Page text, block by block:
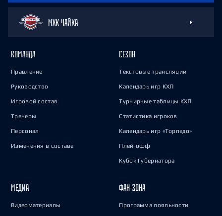
МХК ЧАЙКА
КОМАНДА
Правление
Руководство
Игровой состав
Тренеры
Персонал
Изменения в составе
СЕЗОН
Текстовые трансляции
Календарь игр КХЛ
Турнирные таблицы КХЛ
Статистика игроков
Календарь игр «Торпедо»
Плей-офф
Кубок Губернатора
МЕДИА
Видеоматериалы
ФАН-ЗОНА
Программа лояльности